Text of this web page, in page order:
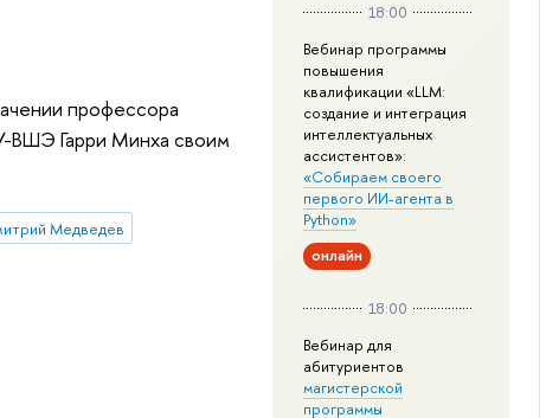
18:00
Вебинар программы
повышения
квалификации «LLM:
создание и интеграция
интеллектуальных
ассистентов»:
«Собираем своего
первого ИИ-агента в
Python»
онлайн
18:00
Вебинар для
абитуриентов
магистерской
программы
профессора
ВШЭ Гарри Минха своим
Медведев